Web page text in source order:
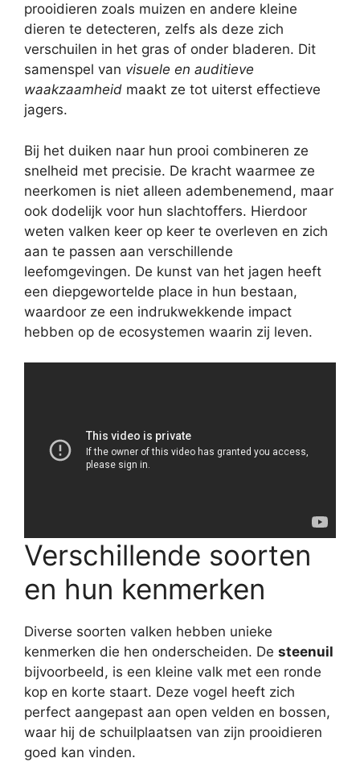
prooidieren zoals muizen en andere kleine
dieren te detecteren, zelfs als deze zich
verschuilen in het gras of onder bladeren. Dit
samenspel van visuele en auditieve
waakzaamheid maakt ze tot uiterst effectieve
jagers.
Bij het duiken naar hun prooi combineren ze
snelheid met precisie. De kracht waarmee ze
neerkomen is niet alleen adembenemend, maar
ook dodelijk voor hun slachtoffers. Hierdoor
weten valken keer op keer te overleven en zich
aan te passen aan verschillende
leefomgevingen. De kunst van het jagen heeft
een diepgewortelde place in hun bestaan,
waardoor ze een indrukwekkende impact
hebben op de ecosystemen waarin zij leven.
Verschillende soorten
en hun kenmerken
Diverse soorten valken hebben unieke
kenmerken die hen onderscheiden. De steenuil
bijvoorbeeld, is een kleine valk met een ronde
kop en korte staart. Deze vogel heeft zich
perfect aangepast aan open velden en bossen,
waar hij de schuilplaatsen van zijn prooidieren
goed kan vinden.